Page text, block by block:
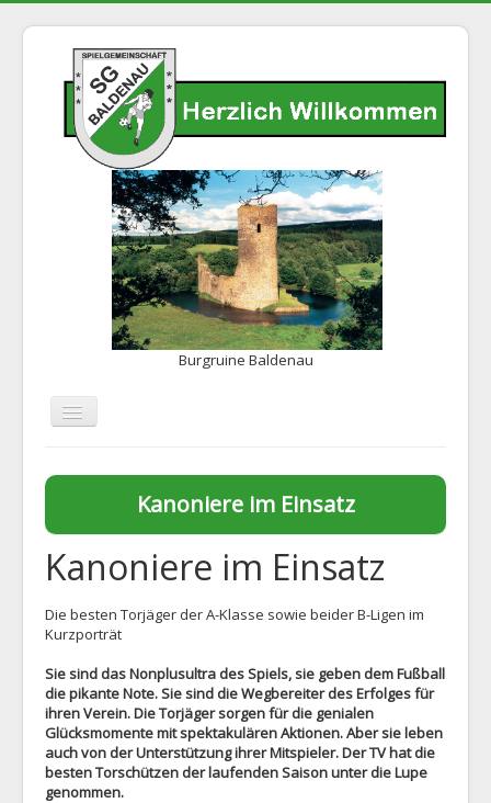
Burgruine Baldenau
Navigation
Home
1. Mannschaft
2. Mannschaft
Statistiken
Die SG
Links
Neuigkeiten
Datenschutz
Kanoniere im Einsatz
Kanoniere im Einsatz
Die besten Torjäger der A-Klasse sowie beider B-Ligen im
Kurzporträt
Sie sind das Nonplusultra des Spiels, sie geben dem Fußball
die pikante Note. Sie sind die Wegbereiter des Erfolges für
ihren Verein. Die Torjäger sorgen für die genialen
Glücksmomente mit spektakulären Aktionen. Aber sie leben
auch von der Unterstützung ihrer Mitspieler. Der TV hat die
besten Torschützen der laufenden Saison unter die Lupe
genommen.